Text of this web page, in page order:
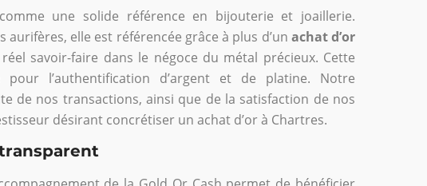
une solide référence en bijouterie et joaillerie.
elle est référencée grâce à plus d’un achat d’or
savoir-faire dans le négoce du métal précieux. Cette
pour l’authentification d’argent et de platine. Notre
de nos transactions, ainsi que de la satisfaction de nos
désirant concrétiser un achat d’or à Chartres.